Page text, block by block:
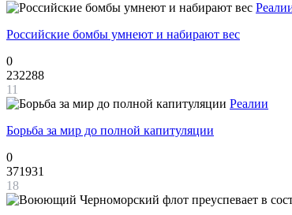
Российские бомбы умнеют и набирают вес
0
232288
11
Реалии
Борьба за мир до полной капитуляции
0
371931
18